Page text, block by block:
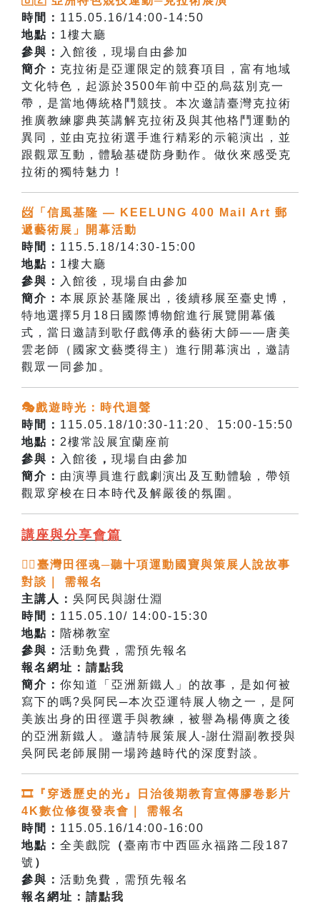
時間： 115.05.16/14:00-14:50
地點： 1樓大廳
參與：
入館後，現場自由參加
簡介： 克拉術是亞運限定的競賽項目，富有地域
文化特色，起源於3500年前中亞的烏茲別克一
帶，是當地傳統格鬥競技。本次邀請臺灣克拉術
推廣教練廖典英講解克拉術及與其他格鬥運動的
異同，並由克拉術選手進行精彩的示範演出，並
跟觀眾互動，體驗基礎防身動作。做伙來感受克
拉術的獨特魅力！
📨「信風基隆 — KEELUNG 400 Mail Art 郵
遞藝術展」開幕活動
時間： 115.5.18/14:30-15:00
地點： 1樓大廳
參與：
入館後，現場自由參加
簡介： 本展原於基隆展出，後續移展至臺史博，
特地選擇5月18日國際博物館進行展覽開幕儀
式，當日邀請到 歌仔戲傳承的藝術大師——唐美
雲老師（國家文藝獎得主）進行開幕演出， 邀請
觀眾一同參加。
🎭戲遊時光：時代迴聲
時間： 115.05.18/10:30-11:20、15:00-15:50
地點： 2樓常設展宜蘭座前
參與：
入館後 ， 現場自由參加
簡介： 由演導員進行戲劇演出及互動體驗，帶領
觀眾穿梭在日本時代及解嚴後的氛圍。
講座與分享會篇
🏃‍♂️臺灣田徑魂─聽十項運動國寶與策展人說故事
對談｜ 需報名
主講人： 吳阿民與謝仕淵
時間： 115.05.10/ 14:00-15:30
地點： 階梯教室
參與： 活動免費，需預先報名
報名網址： 請點我
簡介： 你知道「亞洲新鐵人」的故事，是如何被
寫下的嗎?吳阿民─本次亞運特展人物之一，是阿
美族出身的田徑選手與教練，被譽為楊傳廣之後
的亞洲新鐵人。邀請特展策展人-謝仕淵副教授與
吳阿民老師展開一場跨越時代的深度對談。
🎞️『穿透歷史的光』日治後期教育宣傳膠卷影片
4K數位修復發表會｜ 需報名
時間： 115.05.16/14:00-16:00
地點： 全美戲院 （臺南市中西區永福路二段187
號 ）
參與： 活動免費，需預先報名
報名網址： 請點我